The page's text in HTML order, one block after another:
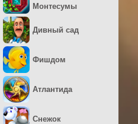
Монтесумы
Дивный сад
Фишдом
Атлантида
Снежок